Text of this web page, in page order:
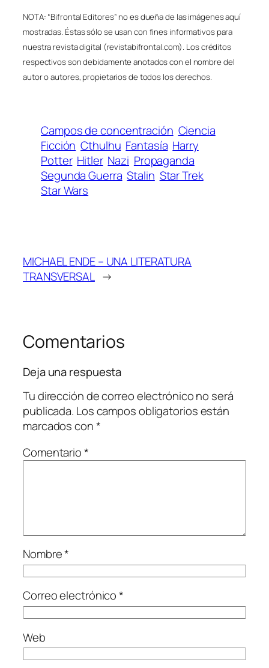
NOTA: “Bifrontal Editores” no es dueña de las imágenes aquí
mostradas. Éstas sólo se usan con fines informativos para
nuestra revista digital (revistabifrontal.com). Los créditos
respectivos son debidamente anotados con el nombre del
autor o autores, propietarios de todos los derechos.
Campos de concentración Ciencia
Ficción Cthulhu Fantasía Harry
Potter Hitler Nazi Propaganda
Segunda Guerra Stalin Star Trek
Star Wars
MICHAEL ENDE – UNA LITERATURA
TRANSVERSAL →
Comentarios
Deja una respuesta
Tu dirección de correo electrónico no será
publicada. Los campos obligatorios están
marcados con*
Comentario*
Nombre*
Correo electrónico*
Web